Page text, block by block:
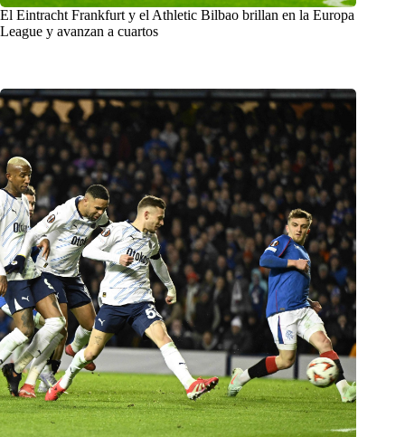
El Eintracht Frankfurt y el Athletic Bilbao brillan en la Europa
League y avanzan a cuartos